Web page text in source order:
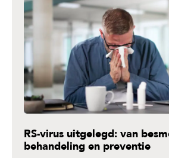
RS-virus uitgelegd: van
behandeling en preventie